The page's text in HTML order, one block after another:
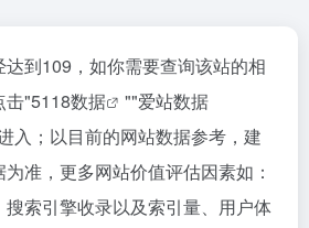
到109，如你需要查询该站的相
击"5118数据 ""爱站数据
入；以目前的网站数据参考，建
准，更多网站价值评估因素如：
索引擎收录以及索引量、用户体